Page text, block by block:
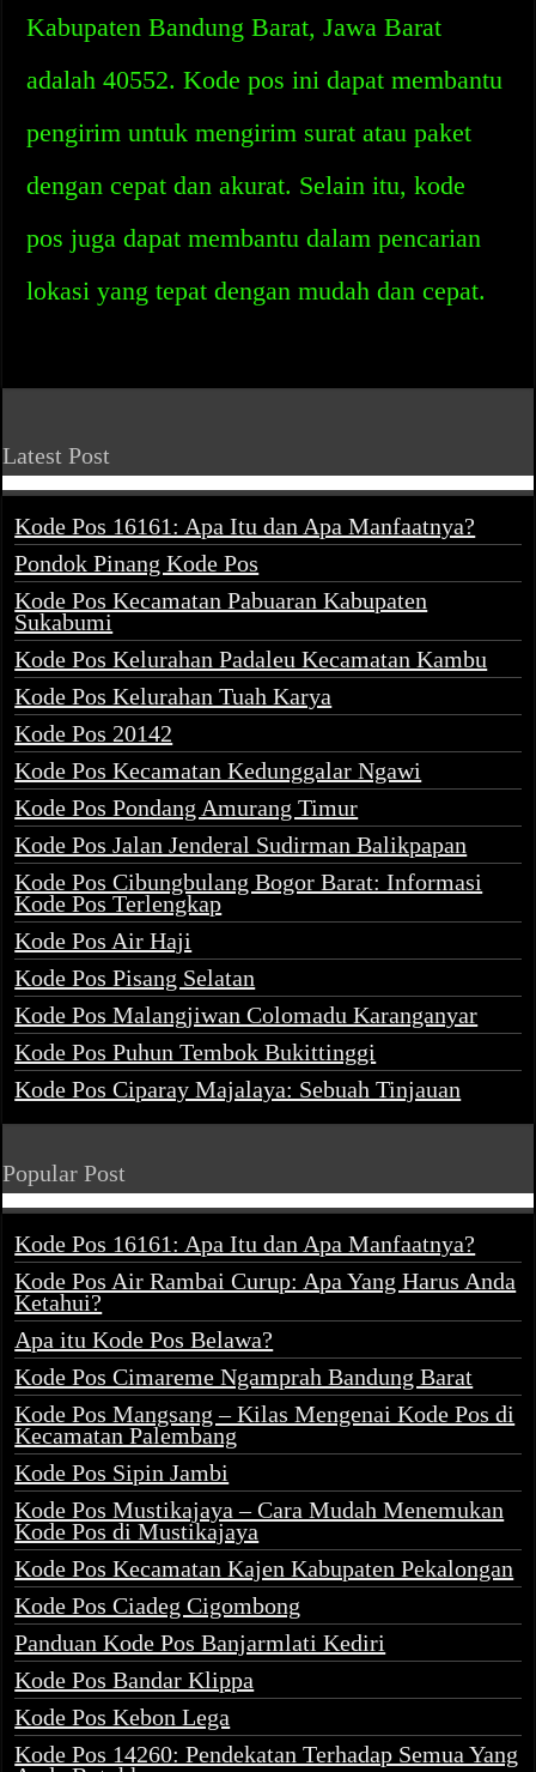
Kabupaten Bandung Barat, Jawa Barat
adalah 40552. Kode pos ini dapat membantu
pengirim untuk mengirim surat atau paket
dengan cepat dan akurat. Selain itu, kode
pos juga dapat membantu dalam pencarian
lokasi yang tepat dengan mudah dan cepat.
Latest Post
Kode Pos 16161: Apa Itu dan Apa Manfaatnya?
Pondok Pinang Kode Pos
Kode Pos Kecamatan Pabuaran Kabupaten
Sukabumi
Kode Pos Kelurahan Padaleu Kecamatan Kambu
Kode Pos Kelurahan Tuah Karya
Kode Pos 20142
Kode Pos Kecamatan Kedunggalar Ngawi
Kode Pos Pondang Amurang Timur
Kode Pos Jalan Jenderal Sudirman Balikpapan
Kode Pos Cibungbulang Bogor Barat: Informasi
Kode Pos Terlengkap
Kode Pos Air Haji
Kode Pos Pisang Selatan
Kode Pos Malangjiwan Colomadu Karanganyar
Kode Pos Puhun Tembok Bukittinggi
Kode Pos Ciparay Majalaya: Sebuah Tinjauan
Popular Post
Kode Pos 16161: Apa Itu dan Apa Manfaatnya?
Kode Pos Air Rambai Curup: Apa Yang Harus Anda
Ketahui?
Apa itu Kode Pos Belawa?
Kode Pos Cimareme Ngamprah Bandung Barat
Kode Pos Mangsang – Kilas Mengenai Kode Pos di
Kecamatan Palembang
Kode Pos Sipin Jambi
Kode Pos Mustikajaya – Cara Mudah Menemukan
Kode Pos di Mustikajaya
Kode Pos Kecamatan Kajen Kabupaten Pekalongan
Kode Pos Ciadeg Cigombong
Panduan Kode Pos Banjarmlati Kediri
Kode Pos Bandar Klippa
Kode Pos Kebon Lega
Kode Pos 14260: Pendekatan Terhadap Semua Yang